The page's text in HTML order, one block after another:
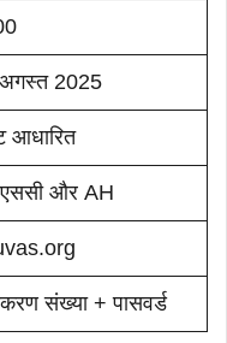
2025
आधारित
और AH
संख्या + पासवर्ड